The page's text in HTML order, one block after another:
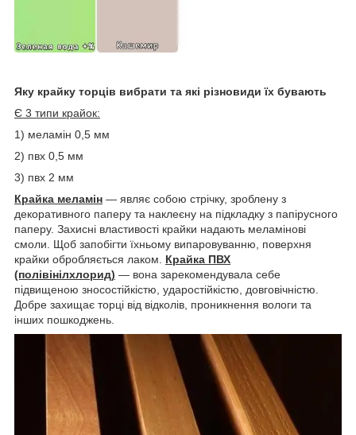
Яку крайку торців вибрати та які різновиди їх бувають
Є 3 типи крайок:
1) меламін 0,5 мм
2) пвх 0,5 мм
3) пвх 2 мм
Крайка меламін — являє собою стрічку, зроблену з
декоративного паперу та наклеєну на підкладку з папірусного
паперу. Захисні властивості крайки надають меламінові
смоли. Щоб запобігти їхньому випаровуванню, поверхня
крайки обробляється лаком. Крайка ПВХ
(полівінілхлорид) — вона зарекомендувала себе
підвищеною зносостійкістю, ударостійкістю, довговічністю.
Добре захищає торці від відколів, проникнення вологи та
інших пошкоджень.